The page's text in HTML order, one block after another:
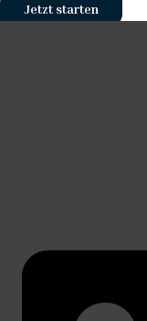
Jetzt starten